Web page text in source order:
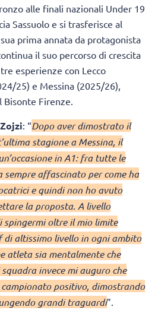
alle finali nazionali Under 19
Sassuolo e si trasferisce al
prima annata da protagonista
il suo percorso di crescita
esperienze con Lecco
25) e Messina (2025/26),
Bisonte Firenze.
: “Dopo aver dimostrato il
stagione a Messina, il
in A1: fra tutte le
sempre affascinato per come ha
e quindi non ho avuto
la proposta. A livello
spingermi oltre il mio limite
altissimo livello in ogni ambito
atleta sia mentalmente che
invece mi auguro che
positivo, dimostrando
grandi traguardi”.